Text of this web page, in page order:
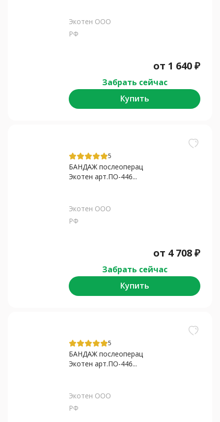
Экотен ООО
РФ
от 1 640₽
Забрать сейчас
Купить
5
БАНДАЖ послеоперац
Экотен арт.ПО-446...
Экотен ООО
РФ
от 4 708₽
Забрать сейчас
Купить
5
БАНДАЖ послеоперац
Экотен арт.ПО-446...
Экотен ООО
РФ